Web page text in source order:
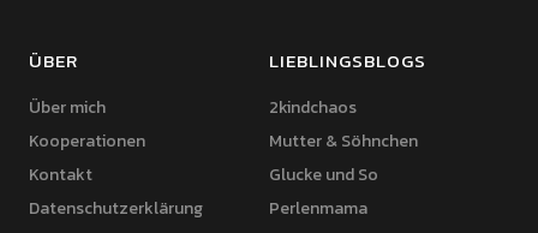
ÜBER
Über mich
Kooperationen
Kontakt
Datenschutzerklärung
LIEBLINGSBLOGS
2kindchaos
Mutter & Söhnchen
Glucke und So
Perlenmama